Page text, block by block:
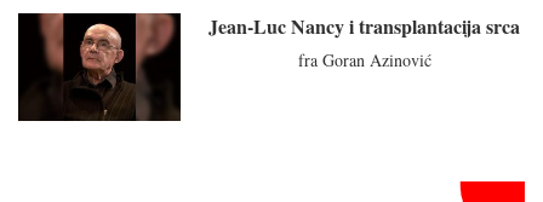
Jean-Luc Nancy i transplantacija srca
fra Goran Azinović